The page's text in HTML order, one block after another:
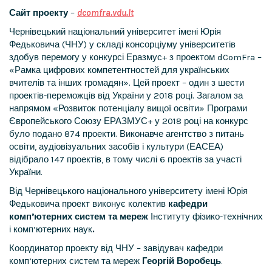
Сайт проекту– dcomfra.vdu.lt
Чернівецький національний університет імені Юрія
Федьковича (ЧНУ) у складі консорціуму університетів
здобув перемогу у конкурсі Еразмус+ з проектом dComFra –
«Рамка цифрових компетентностей для українських
вчителів та інших громадян». Цей проект – один з шести
проектів-переможців від України у 2018 році. Загалом за
напрямом «Розвиток потенціалу вищої освіти» Програми
Європейського Союзу ЕРАЗМУС+ у 2018 році на конкурс
було подано 874 проекти. Виконавче агентство з питань
освіти, аудіовізуальних засобів і культури (ЕАСЕА)
відібрало 147 проектів, в тому числі 6 проектів за участі
України.
Від Чернівецького національного університету імені Юрія
Федьковича проект виконує колектив кафедри
комп’ютерних систем та мереж Інституту фізико-технічних
і комп’ютерних наук.
Координатор проекту від ЧНУ – завідувач кафедри
комп’ютерних систем та мереж Георгій Воробець.